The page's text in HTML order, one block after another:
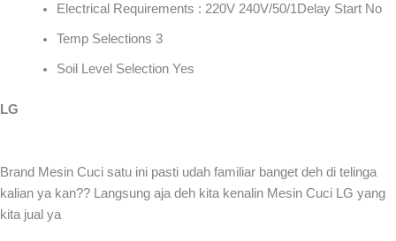
Electrical Requirements : 220V 240V/50/1Delay Start No
Temp Selections 3
Soil Level Selection Yes
LG
Brand Mesin Cuci satu ini pasti udah familiar banget deh di telinga
kalian ya kan?? Langsung aja deh kita kenalin Mesin Cuci LG yang
kita jual ya